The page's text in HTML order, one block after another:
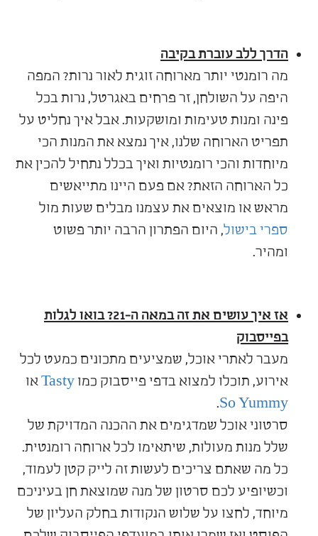
הדרך ללב עוברת בקיבה
מה רומנטי יותר מארוחה זוגית לאור נרות? המפה
היפה על השולחן, זר פרחים באגרטל, נרות בכל
פינה ומנות טעימות ומושקעות. אבל איך נחליט על
תפריט הארוחה שלנו, איך נמצא את המנות הכי
מיוחדות והכי רומנטיות ואיך בכלל נתחיל להכין את
כל הארוחה הזאת? אם פעם היינו מתייאשים
מראש או מוצאים את עצמנו מבלים שעות מול
ספרי בישול, היום הפתרון הרבה יותר פשוט
ומהיר.
אז איך עושים את זה במאה ה-21? בואו לגלות
בפייסבוק
מעבר לאתרי אוכל, שמציעים מתכונים כמעט לכל
אירוע, תוכלו למצוא בדפי פייסבוק כמו Tastyאו
So Yummy
.
סרטוני אוכל שמדגימים את ההכנה המדויקת של
שלל מנות מעולות, שיתאימו לכל ארוחה רומנטית.
כל מה שאתם צריכים לעשות זה לייק קטן לעמוד,
וכשיופיע לכם סרטון של מנה שמוצאת חן בעיניכם
מיוחד, לחצו על שלוש הנקודות בחלק העליון של